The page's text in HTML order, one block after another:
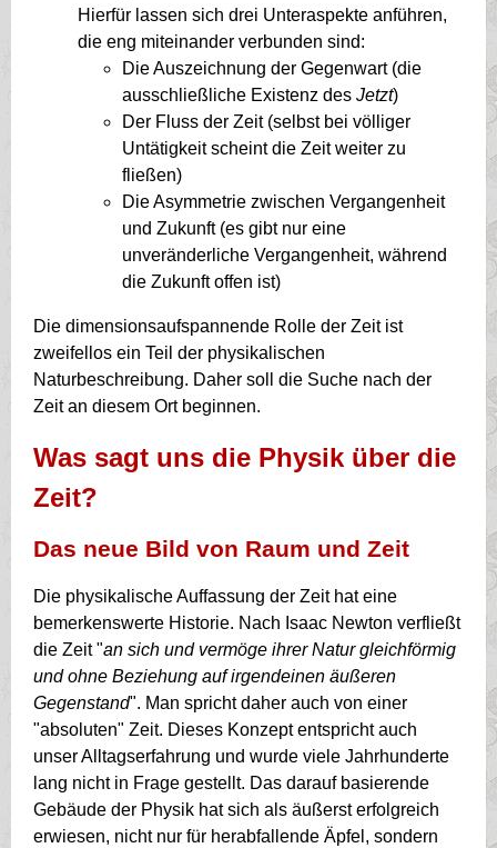
Hierfür lassen sich drei Unteraspekte anführen,
die eng miteinander verbunden sind:
Die Auszeichnung der Gegenwart (die
ausschließliche Existenz des Jetzt)
Der Fluss der Zeit (selbst bei völliger
Untätigkeit scheint die Zeit weiter zu
fließen)
Die Asymmetrie zwischen Vergangenheit
und Zukunft (es gibt nur eine
unveränderliche Vergangenheit, während
die Zukunft offen ist)
Die dimensionsaufspannende Rolle der Zeit ist
zweifellos ein Teil der physikalischen
Naturbeschreibung. Daher soll die Suche nach der
Zeit an diesem Ort beginnen.
Was sagt uns die Physik über die
Zeit?
Das neue Bild von Raum und Zeit
Die physikalische Auffassung der Zeit hat eine
bemerkenswerte Historie. Nach Isaac Newton verfließt
die Zeit "an sich und vermöge ihrer Natur gleichförmig
und ohne Beziehung auf irgendeinen äußeren
Gegenstand". Man spricht daher auch von einer
"absoluten" Zeit. Dieses Konzept entspricht auch
unser Alltagserfahrung und wurde viele Jahrhunderte
lang nicht in Frage gestellt. Das darauf basierende
Gebäude der Physik hat sich als äußerst erfolgreich
erwiesen, nicht nur für herabfallende Äpfel, sondern